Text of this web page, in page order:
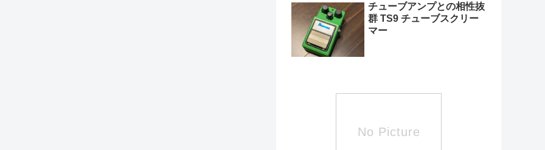
チューブアンプとの相性抜
群 TS9 チューブスクリー
マー